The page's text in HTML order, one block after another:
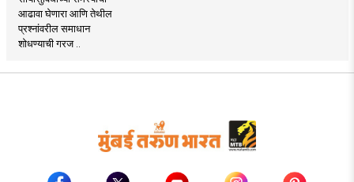
आढावा घेणारा आणि तेथील
प्रश्नांवरील समाधान
शोधण्याची गरज ..